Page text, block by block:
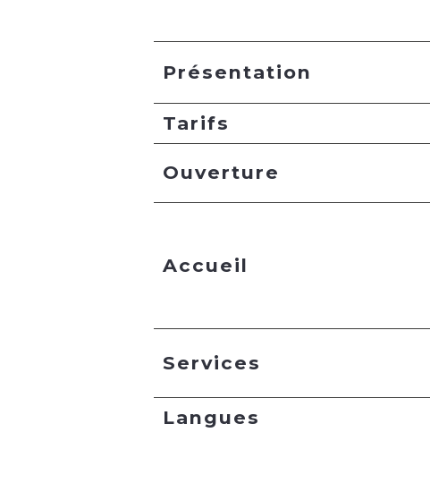
Présentation
Tarifs
Ouverture
Accueil
Services
Langues